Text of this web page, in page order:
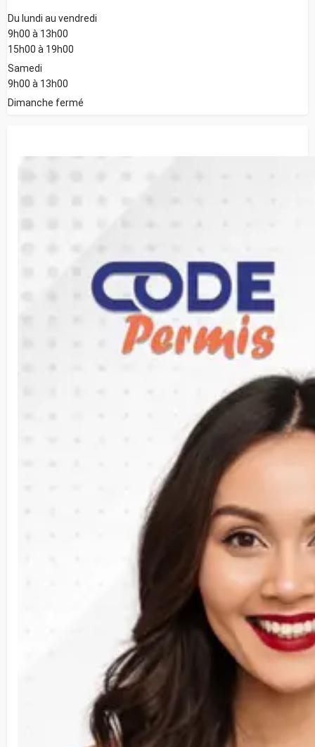
Du lundi au vendredi
9h00 à 13h00
15h00 à 19h00
Samedi
9h00 à 13h00
Dimanche fermé